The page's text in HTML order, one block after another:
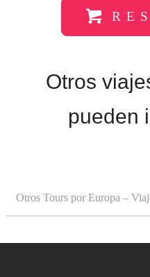
Otros
pueden
Otros Tours por Europa –